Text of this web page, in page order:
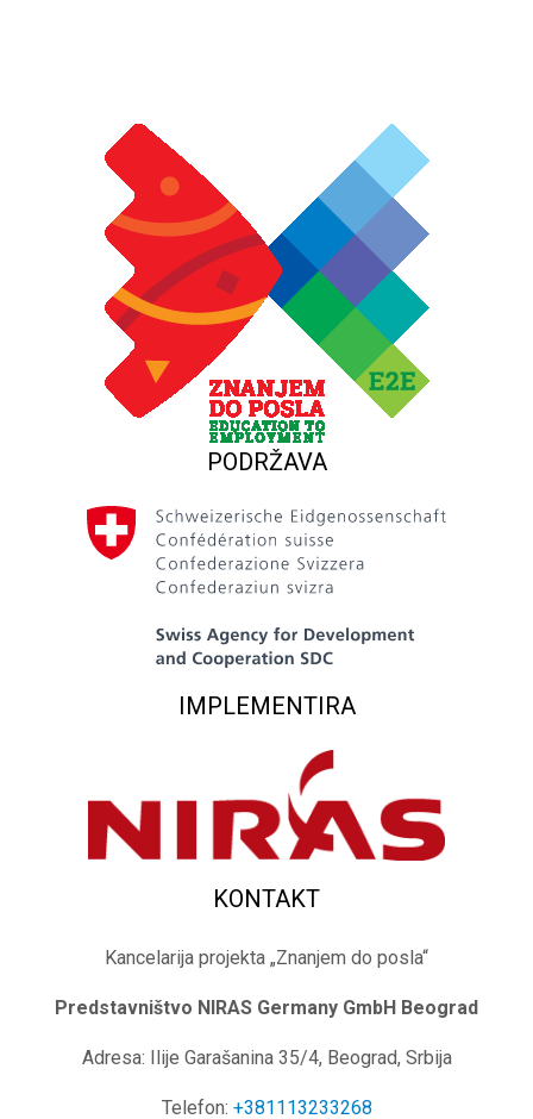
PODRŽAVA
IMPLEMENTIRA
KONTAKT
Kancelarija projekta „Znanjem do posla“
Predstavništvo NIRAS Germany GmbH Beograd
Adresa: Ilije Garašanina 35/4, Beograd, Srbija
Telefon: +381113233268